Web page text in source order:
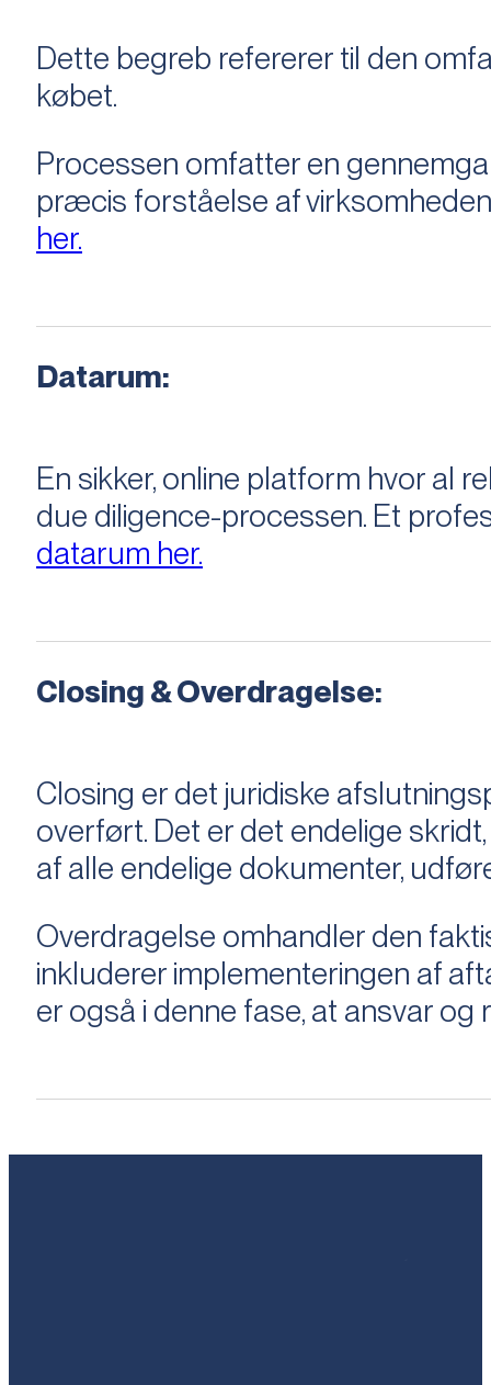
Dette begreb refererer til den
købet.
Processen omfatter en
præcis forståelse af
her.
Datarum:
En sikker, online platform hvor al
due diligence-processen. Et
datarum her.
Closing & Overdragelse:
Closing er det juridiske
overført. Det er det endelige
af alle endelige dokumenter,
Overdragelse omhandler den
inkluderer implementeringen af
er også i denne fase, at ansvar